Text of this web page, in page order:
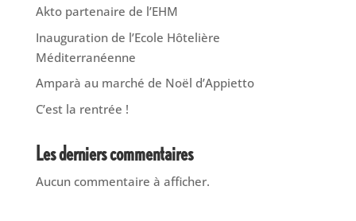
Akto partenaire de l’EHM
Inauguration de l’Ecole Hôtelière
Méditerranéenne
Amparà au marché de Noël d’Appietto
C’est la rentrée !
Les derniers commentaires
Aucun commentaire à afficher.